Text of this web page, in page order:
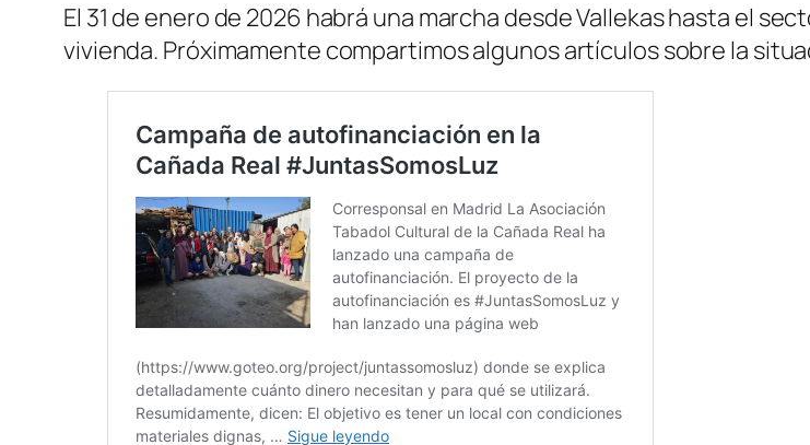
El 31 de enero de 2026 habrá una marcha desde Vallekas hasta el
vivienda. Próximamente compartimos algunos artículos sobre la